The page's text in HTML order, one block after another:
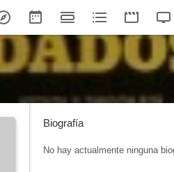
Biografía
No hay actualmente ninguna